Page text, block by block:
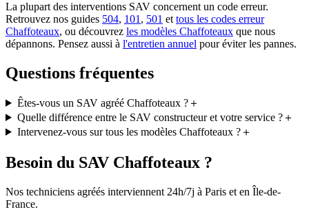
La plupart des interventions SAV concernent un code erreur.
Retrouvez nos guides 504, 101 , 501 et tous les codes erreur
Chaffoteaux, ou découvrez les modèles Chaffoteaux que nous
dépannons. Pensez aussi à l'entretien annuel pour éviter les pannes.
Questions fréquentes
Êtes-vous un SAV agréé Chaffoteaux ?＋
Quelle différence entre le SAV constructeur et votre service ?＋
Intervenez-vous sur tous les modèles Chaffoteaux ?＋
Besoin du SAV Chaffoteaux ?
Nos techniciens agréés interviennent 24h/7j à Paris et en Île-de-
France.